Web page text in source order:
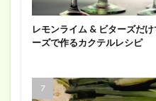
レモンライム & ビターズだ
ーズで作るカクテルレシピ